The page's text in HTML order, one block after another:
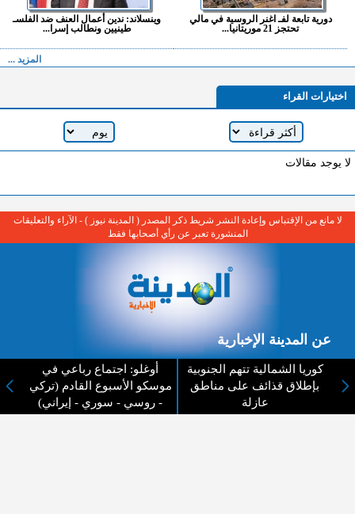
دورية تابعة لفـ اغنر الروسية في مالي
تحتجز 21 موريتانيا...
وينسلاند: ندين أعمال العنف ضد الفلسـ
طينيين ونطالب إسرا...
المزيد ...
اختيارات القراء
لا يوجد مقالات
كوريا الشمالية تتهم الجنوبية
بإطلاق قذائف على مناطق
عازلة
أوغلو: اجتماع رباعي في
موسكو الأسبوع القادم (تركي
- روسي - سوري - إيراني)
لا مانع من الإقتباس وإعادة النشر شريط ذكر المصدر ( المدينة نيوز ) - الآراء والتعليقات
المنشورة تعبر عن رأي أصحابها فقط
عن المدينة الإخبارية
المدينة الإخبارية صحيفة الكترونية شاملة تابعة لشركة قنوات البث
الاردنية تنقل الاخبار المحلية الأردنية وأخبار فلسطين وأبرز الأخبار
العربية والدولية لحظة حدوثها بمهنية رفيعة ليكون العالم بما يجري
فيه وحوله بين يديكم بالكلمة والصورة من مصادرها الحقيقية.